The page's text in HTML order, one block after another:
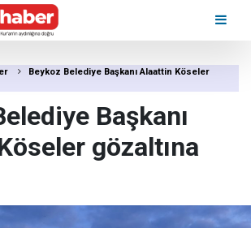
Beykoz Belediye Başkanı Alaattin Köseler
Başkanı
gözaltına